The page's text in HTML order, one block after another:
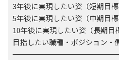
3年後に実現したい姿（短期目標
5年後に実現したい姿（中期目標
10年後に実現したい姿（長期目
目指したい職種・ポジション・